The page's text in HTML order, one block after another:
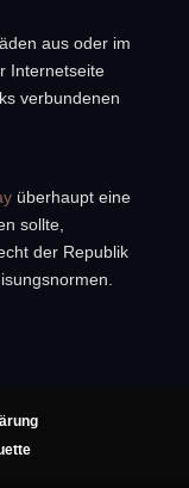
aus oder im
Internetseite
verbundenen
überhaupt eine
sollte,
der Republik